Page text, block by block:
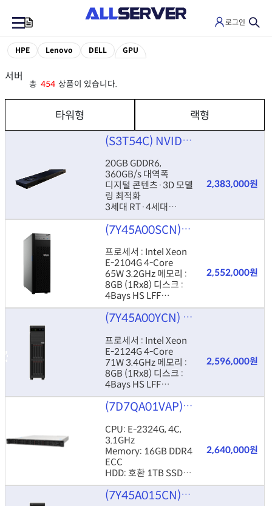
로그인
HPE Lenovo DELL GPU
서버
총 454 상품이 있습니다.
타워형 랙형
(S3T54C) NVIDIA RTX 4000 Ada GPU Module
20GB GDDR6,
360GB/s 대역폭
디지털 콘텐츠·3D 모델
링 최적화
3세대 RT·4세대
Tensor Core 탑재
호환: DL380 G11,
G11, ML30 G11
2,383,000원
(7Y45A00SCN)
Lenovo
프로세서 : Intel Xeon
E-2104G 4-Core
65W 3.2GHz 메모리 :
8GB (1Rx8) 디스크 :
4Bays HS LFF
Controller : Onboard
RSTe Power : 550W
2,552,000원
(7Y45A00YCN) Lenovo
프로세서 : Intel Xeon
E-2124G 4-Core
71W 3.4GHz 메모리 :
8GB (1Rx8) 디스크 :
4Bays HS LFF
Controller : Onboard
RSTe Power : 550W
2,596,000원
(7D7QA01VAP)
ThinkSystem
CPU: E-2324G, 4C,
3.1GHz
Memory: 16GB DDR4
ECC
HDD: 호환 1TB SSD
(8x 2.5" HS)
ETC: 1U, 450W(dual
2,640,000원
(7Y45A015CN)
Lenovo